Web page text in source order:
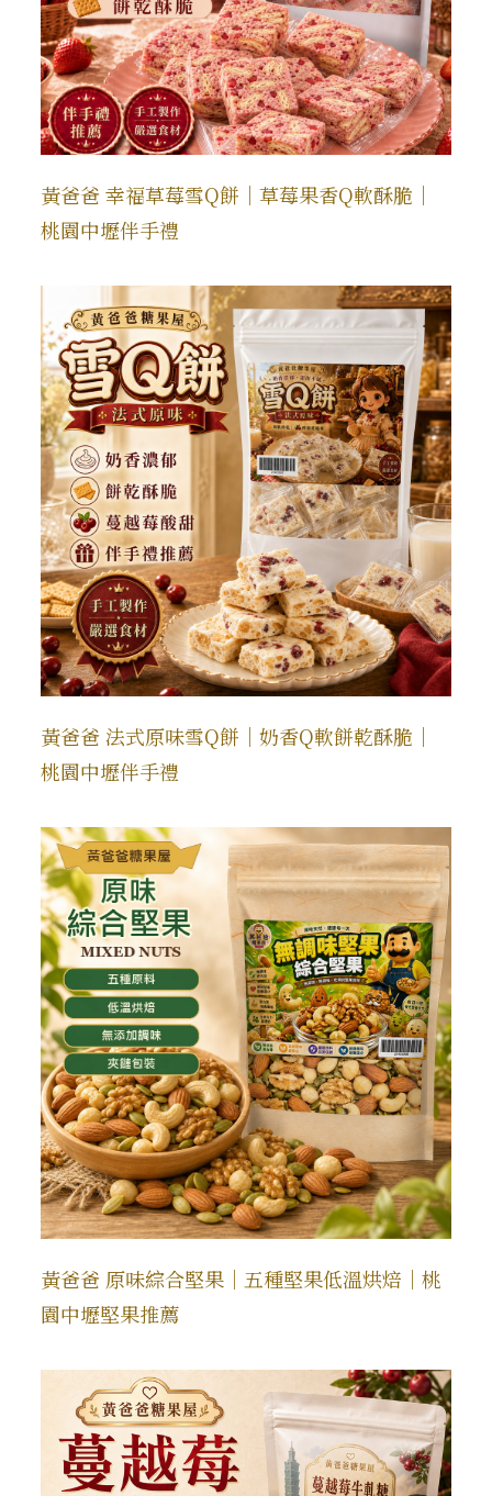
黃爸爸 幸福草莓雪Q餅｜草莓果香Q軟酥脆｜
桃園中壢伴手禮
黃爸爸 法式原味雪Q餅｜奶香Q軟餅乾酥脆｜
桃園中壢伴手禮
黃爸爸 原味綜合堅果｜五種堅果低溫烘焙｜桃
園中壢堅果推薦